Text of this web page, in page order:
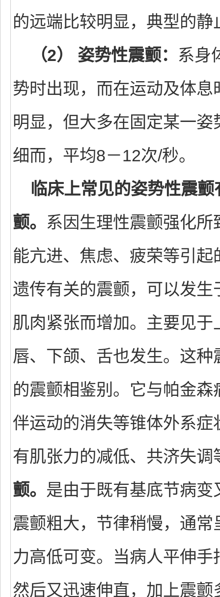
的远端比较明显，典型的
（2） 姿势性震颤： 系身
势时出现，而在运动及体
明显，但大多在固定某一
细而，平均8－12次/秒。
临床上常见的姿势性震颤
颤。 系因生理性震颤强化
能亢进、焦虑、疲荣等引起
遗传有关的震颤，可以发
肌肉紧张而增加。主要见
唇、下颌、舌也发生。这
的震颤相鉴别。它与帕金
伴运动的消失等锥体外系
有肌张力的减低、共济失
颤。 是由于既有基底节病
震颤粗大，节律稍慢，通
力高低可变。当病人平伸
然后又迅速伸直，加上震